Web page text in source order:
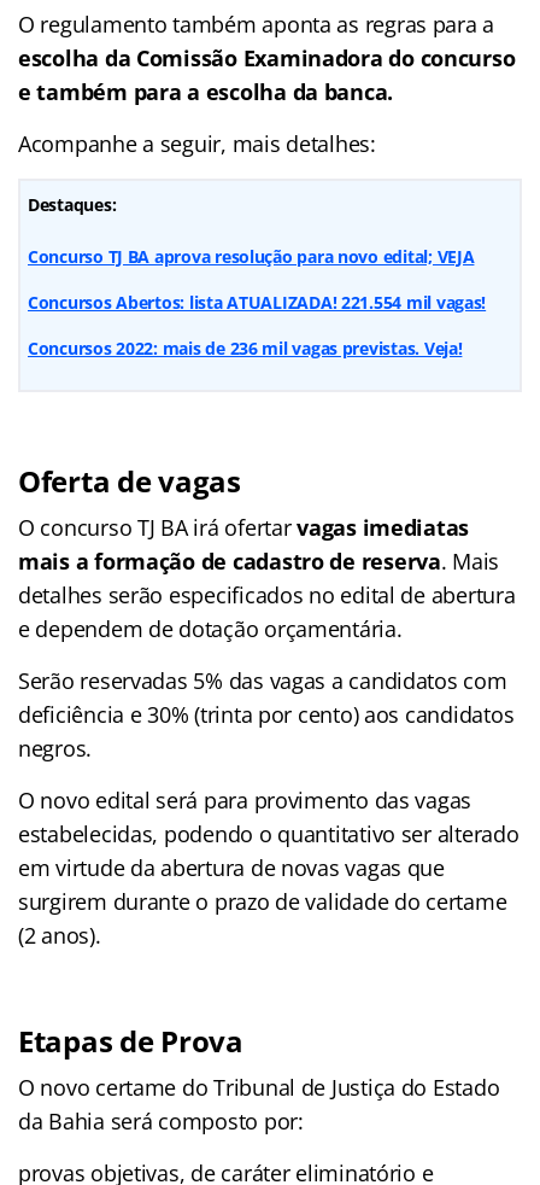
O regulamento também aponta as regras para a
escolha da Comissão Examinadora do concurso
e também para a escolha da banca.
Acompanhe a seguir, mais detalhes:
Destaques:
Concurso TJ BA aprova resolução para novo edital; VEJA
Concursos Abertos: lista ATUALIZADA! 221.554 mil vagas!
Concursos 2022: mais de 236 mil vagas previstas. Veja!
Oferta de vagas
O concurso TJ BA irá ofertarvagas imediatas
mais a formação de cadastro de reserva. Mais
detalhes serão especificados no edital de abertura
e dependem de dotação orçamentária.
Serão reservadas 5% das vagas a candidatos com
deficiência e 30% (trinta por cento) aos candidatos
negros.
O novo edital será para provimento das vagas
estabelecidas, podendo o quantitativo ser alterado
em virtude da abertura de novas vagas que
surgirem durante o prazo de validade do certame
(2 anos).
Etapas de Prova
O novo certame do Tribunal de Justiça do Estado
da Bahia será composto por:
provas objetivas, de caráter eliminatório e